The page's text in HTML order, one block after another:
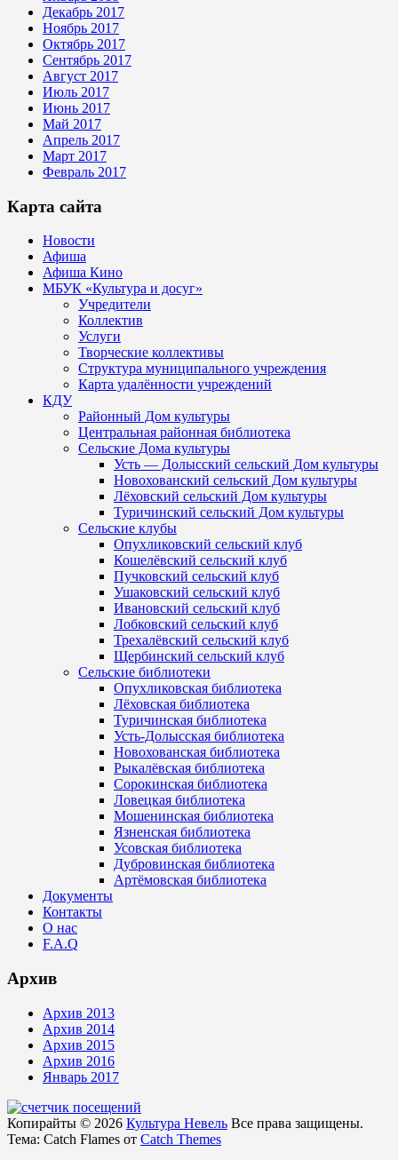
Декабрь 2017
Ноябрь 2017
Октябрь 2017
Сентябрь 2017
Август 2017
Июль 2017
Июнь 2017
Май 2017
Апрель 2017
Март 2017
Февраль 2017
Карта сайта
Новости
Афиша
Афиша Кино
МБУК «Культура и досуг»
Учредители
Коллектив
Услуги
Творческие коллективы
Структура муниципального учреждения
Карта удалённости учреждений
КДУ
Районный Дом культуры
Центральная районная библиотека
Сельские Дома культуры
Усть — Долысский сельский Дом культуры
Новохованский сельский Дом культуры
Лёховский сельский Дом культуры
Туричинский сельский Дом культуры
Сельские клубы
Опухликовский сельский клуб
Кошелёвский сельский клуб
Пучковский сельский клуб
Ушаковский сельский клуб
Ивановский сельский клуб
Лобковский сельский клуб
Трехалёвский сельский клуб
Щербинский сельский клуб
Сельские библиотеки
Опухликовская библиотека
Лёховская библиотека
Туричинская библиотека
Усть-Долысская библиотека
Новохованская библиотека
Рыкалёвская библиотека
Сорокинская библиотека
Ловецкая библиотека
Мошенинская библиотека
Язненская библиотека
Усовская библиотека
Дубровинская библиотека
Артёмовская библиотека
Документы
Контакты
О нас
F.A.Q
Архив
Архив 2013
Архив 2014
Архив 2015
Архив 2016
Январь 2017
Копирайты © 2026 Культура Невель Все права защищены.
Тема: Catch Flames от Catch Themes